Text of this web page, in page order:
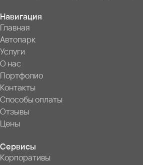
Навигация
Главная
Автопарк
Услуги
О нас
Портфолио
Контакты
Способы оплаты
Отзывы
Цены
Сервисы
Корпоративы